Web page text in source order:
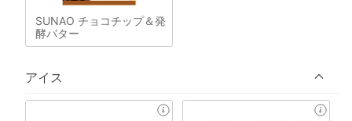
SUNAO チョコチップ＆発
酵バター
アイス